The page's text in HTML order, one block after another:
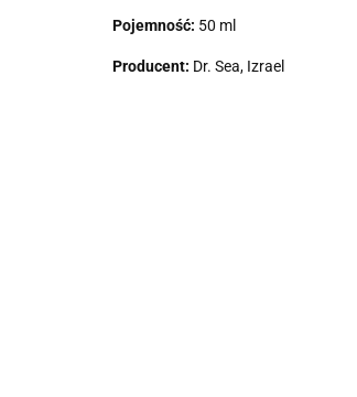
Pojemność: 50 ml
Producent: Dr. Sea, Izrael